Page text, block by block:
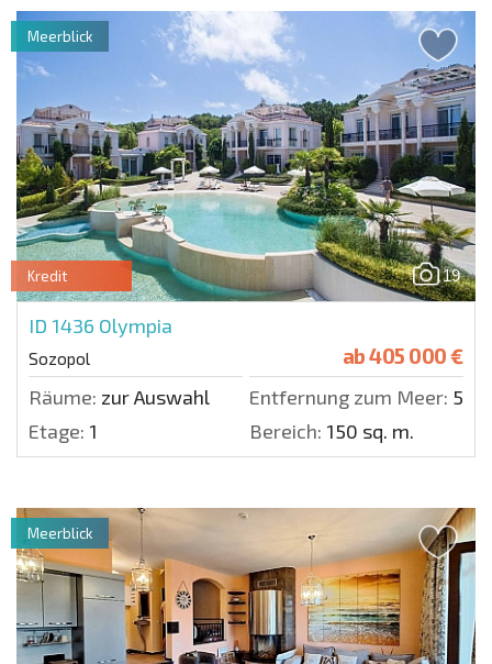
19
Kredit
ID 1436 Olympia
Sozopol ab405 000 €
Räume: zur Auswahl Entfernung zum Meer: 50
Etage: 1 Bereich: 150 sq. m.
Meerblick
Meerblick